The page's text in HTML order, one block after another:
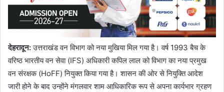
देहरादून:उत्तराखंड वन विभाग को नया मुखिया मिल गया है। वर्ष 1993 बैच के
वरिष्ठ भारतीय वन सेवा (IFS) अधिकारी कपिल लाल को विभाग का नया प्रमुख
वन संरक्षक (HoFF) नियुक्त किया गया है। शासन की ओर से नियुक्ति आदेश
जारी होने के बाद उन्होंने मंगलवार शाम आधिकारिक रूप से अपना कार्यभार ग्रहण